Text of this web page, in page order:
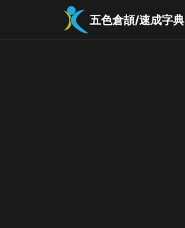
五色倉頡/速成字典